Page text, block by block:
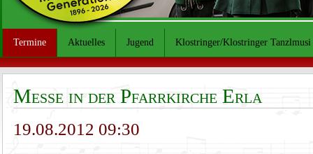
Termine Aktuelles Jugend Klostringer/Klostringer Tanzlmusi
Messe in der Pfarrkirche Erla
19.08.2012 09:30